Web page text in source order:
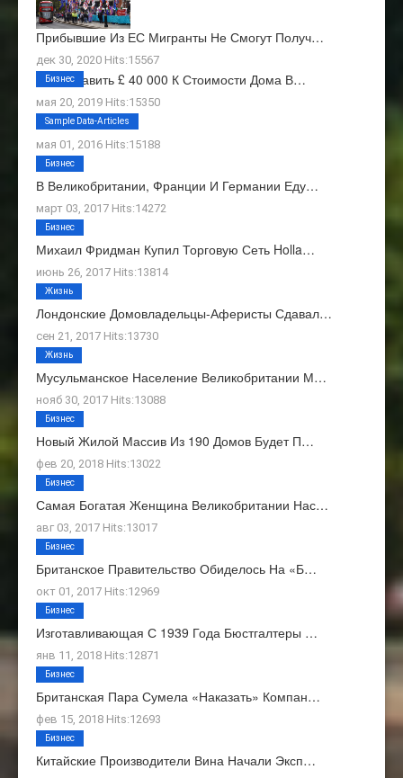
Прибывшие Из ЕС Мигранты Не Смогут Получ…
дек 30, 2020 Hits:15567
Как Добавить £ 40 000 К Стоимости Дома В…
мая 20, 2019 Hits:15350
Бизнес
О Нас
мая 01, 2016 Hits:15188
Sample Data-Articles
В Великобритании, Франции И Германии Еду…
март 03, 2017 Hits:14272
Бизнес
Михаил Фридман Купил Торговую Сеть Holla…
июнь 26, 2017 Hits:13814
Бизнес
Лондонские Домовладельцы-Аферисты Сдавал…
сен 21, 2017 Hits:13730
Жизнь
Мусульманское Население Великобритании М…
нояб 30, 2017 Hits:13088
Жизнь
Новый Жилой Массив Из 190 Домов Будет П…
фев 20, 2018 Hits:13022
Бизнес
Самая Богатая Женщина Великобритании Нас…
авг 03, 2017 Hits:13017
Бизнес
Британское Правительство Обиделось На «Б…
окт 01, 2017 Hits:12969
Бизнес
Изготавливающая С 1939 Года Бюстгалтеры …
янв 11, 2018 Hits:12871
Бизнес
Британская Пара Сумела «наказать» Компан…
фев 15, 2018 Hits:12693
Бизнес
Китайские Производители Вина Начали Эксп…
Бизнес